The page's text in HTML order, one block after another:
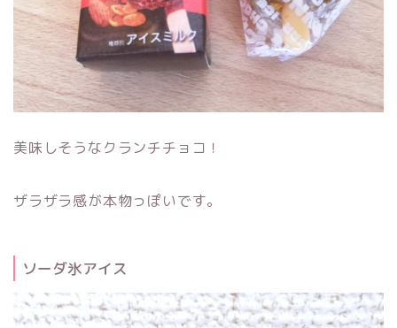
美味しそうなクランチチョコ！
ザラザラ感が本物っぽいです。
ソーダ氷アイス